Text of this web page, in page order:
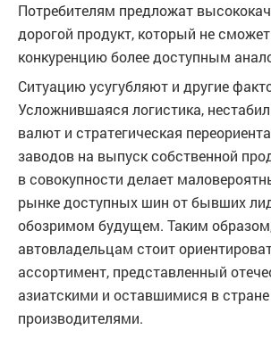
Потребителям предложат
дорогой продукт, который не
конкуренцию более доступным
Ситуацию усугубляют и другие
Усложнившаяся логистика,
валют и стратегическая
заводов на выпуск собственной
в совокупности делает
рынке доступных шин от бывших
обозримом будущем. Таким
автовладельцам стоит
ассортимент, представленный
азиатскими и оставшимися в
производителями.